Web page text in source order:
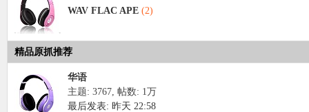
象
WAV FLAC APE (2)
精品原抓推荐
华语
主题: 3767, 帖数: 1万
最后发表: 昨天 22:58